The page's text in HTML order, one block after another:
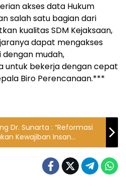
akses data Hukum
salah satu bagian dari
kualitas SDM Kejaksaan,
dapat mengakses
mudah,
untuk bekerja dengan cepat
Biro Perencanaan.***
Dr. Sunarta : “Reformasi
Kewajiban Insan
Aktualisasi Tugas dan